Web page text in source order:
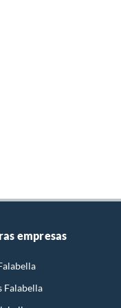
empresas
Falabella